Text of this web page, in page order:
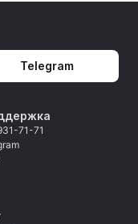
Telegram
71-71